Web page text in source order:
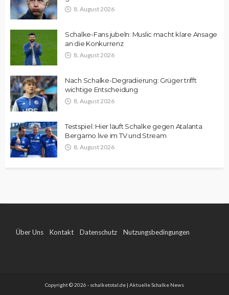
8. August 2026
Schalke-Fans jubeln: Muslic macht klare Ansage
an die Konkurrenz
8. August 2026
Nach Schalke-Degradierung: Grüger trifft
wichtige Entscheidung
8. August 2026
Testspiel: Hier läuft Schalke gegen Atalanta
Bergamo live im TV und Stream
8. August 2026
Über Uns Kontakt Datenschutz Nutzungsbedingungen
Copyright © 2026 - schalketotal.de | Aktuelle Schalke News